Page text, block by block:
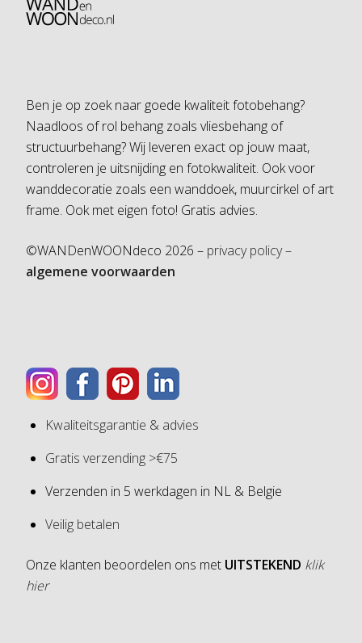
Ben je op zoek naar goede kwaliteit fotobehang?
Naadloos of rol behang zoals vliesbehang of
structuurbehang? Wij leveren exact op jouw maat,
controleren je uitsnijding en fotokwaliteit. Ook voor
wanddecoratie zoals een wanddoek, muurcirkel of art
frame. Ook met eigen foto! Gratis advies.
©WANDenWOONdeco 2026 – privacy policy –
algemene voorwaarden
Kwaliteitsgarantie & advies
Gratis verzending >€75
Verzenden in 5 werkdagen in NL & Belgie
Veilig betalen
Onze klanten beoordelen ons met UITSTEKEND klik
hier